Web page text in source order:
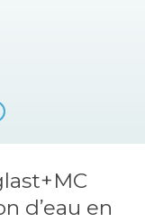
d’eau en